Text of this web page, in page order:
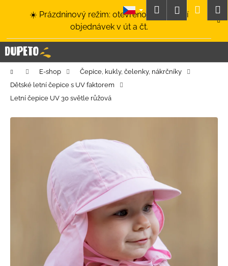
☀️ Prázdninový režim: otevřeno a odesílání
objednávek v út a čt.
HledatPřihlášení
Domů E-shop
Čepice, kukly, čelenky, nákrčníky
Dětské letní čepice s UV faktorem
Letní čepice UV 30 světle růžová
í
k C
o
p
o
ř